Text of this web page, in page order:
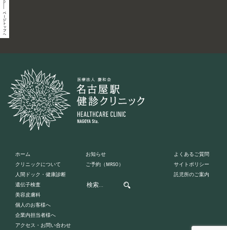
ホーム
クリニックについて
人間ドック・健康診断
遺伝子検査
美容皮膚科
個人のお客様へ
企業内担当者様へ
アクセス・お問い合わせ
お知らせ
ご予約 （MRSO）
よくあるご質問
サイトポリシー
託児所のご案内